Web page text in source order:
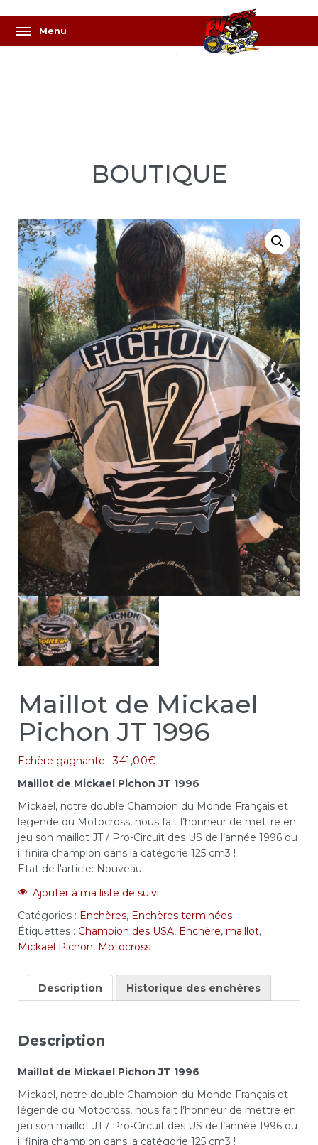
BOUTIQUE
Maillot de Mickael
Pichon JT 1996
Echère gagnante : 341,00€
Maillot de Mickael Pichon JT 1996
Mickael, notre double Champion du Monde Français et
légende du Motocross, nous fait l’honneur de mettre en
jeu son maillot JT / Pro-Circuit des US de l’année 1996 ou
il finira champion dans la catégorie 125 cm3 !
Etat de l'article: Nouveau
Ajouter à ma liste de suivi
Catégories : Enchères, Enchères terminées
Étiquettes : Champion des USA, Enchère, maillot,
Mickael Pichon, Motocross
Description Historique des enchères
Description
Maillot de Mickael Pichon JT 1996
Mickael, notre double Champion du Monde Français et
légende du Motocross, nous fait l’honneur de mettre en
jeu son maillot JT / Pro-Circuit des US de l’année 1996 ou
il finira champion dans la catégorie 125 cm3 !